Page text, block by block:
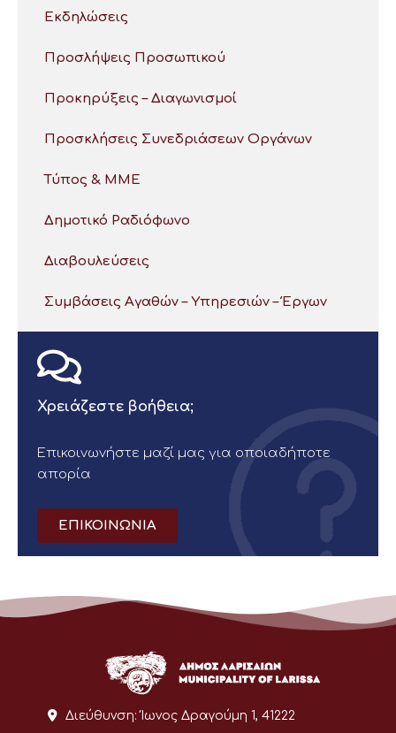
Εκδηλώσεις
Προσλήψεις Προσωπικού
Προκηρύξεις – Διαγωνισμοί
Προσκλήσεις Συνεδριάσεων Οργάνων
Τύπος & ΜΜΕ
Δημοτικό Ραδιόφωνο
Διαβουλεύσεις
Συμβάσεις Αγαθών – Υπηρεσιών – Έργων
Χρειάζεστε βοήθεια;
Επικοινωνήστε μαζί μας για οποιαδήποτε
απορία
ΕΠΙΚΟΙΝΩΝΙΑ
Διεύθυνση: Ίωνος Δραγούμη 1, 41222